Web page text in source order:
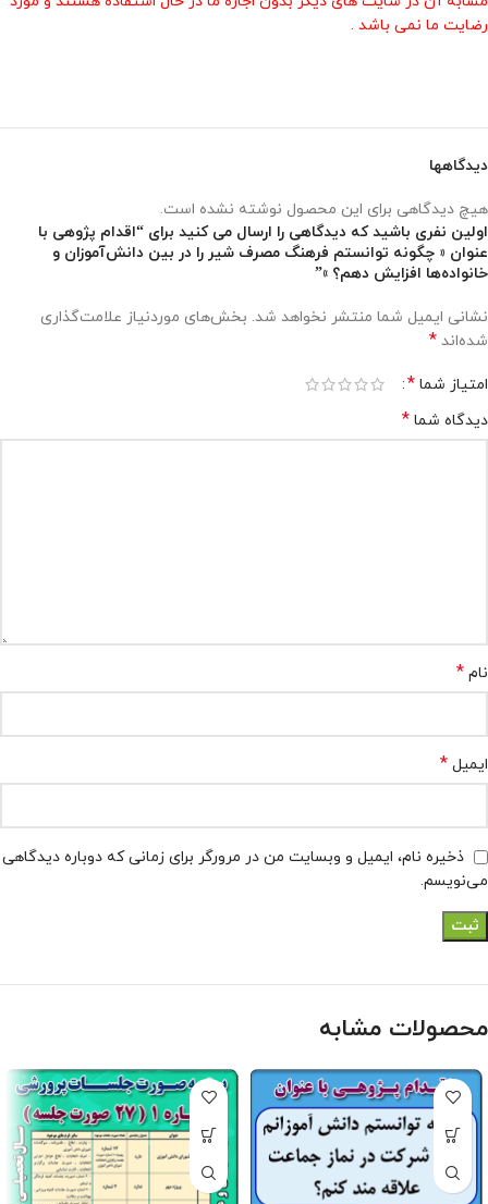
رضایت ما نمی باشد .
دیدگاهها
هیچ دیدگاهی برای این محصول نوشته نشده است.
اولین نفری باشید که دیدگاهی را ارسال می کنید برای “اقدام پژوهی با
عنوان « چگونه توانستم فرهنگ مصرف شیر را در بین دانش‌آموزان و
خانواده‌ها افزایش دهم؟ »”
نشانی ایمیل شما منتشر نخواهد شد. بخش‌های موردنیاز علامت‌گذاری
شده‌اند *
امتیاز شما *
دیدگاه شما *
نام *
ایمیل *
ذخیره نام، ایمیل و وبسایت من در مرورگر برای زمانی که دوباره دیدگاهی
می‌نویسم.
محصولات مشابه